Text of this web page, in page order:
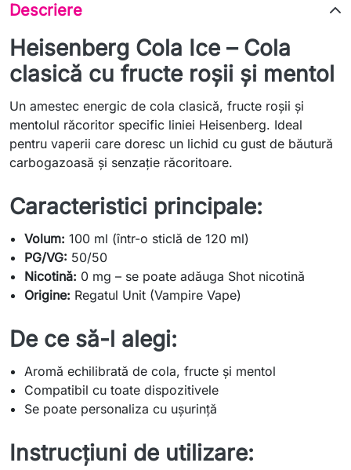
Descriere
Heisenberg Cola Ice – Cola
clasică cu fructe roșii și mentol
Un amestec energic de cola clasică, fructe roșii și
mentolul răcoritor specific liniei Heisenberg. Ideal
pentru vaperii care doresc un lichid cu gust de băutură
carbogazoasă și senzație răcoritoare.
Caracteristici principale:
Volum: 100 ml (într-o sticlă de 120 ml)
PG/VG: 50/50
Nicotină: 0 mg – se poate adăuga Shot nicotină
Origine: Regatul Unit (Vampire Vape)
De ce să-l alegi:
Aromă echilibrată de cola, fructe și mentol
Compatibil cu toate dispozitivele
Se poate personaliza cu ușurință
Instrucțiuni de utilizare: